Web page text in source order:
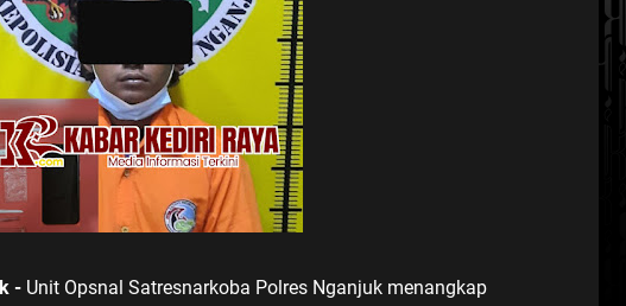
- Unit Opsnal Satresnarkoba Polres Nganjuk menangkap